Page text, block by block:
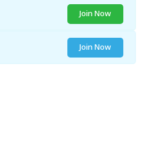
Join Now
Join Now